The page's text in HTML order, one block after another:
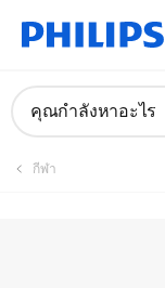
คุณกำลังหาอะไร
กีฬา
คู่มือและเอกสาร